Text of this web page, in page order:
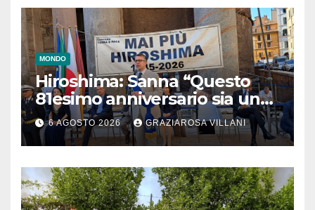
MONDO
Hiroshima: Sanna “Questo
81esimo anniversario sia un
monito per tutti”
6 AGOSTO 2026 GRAZIAROSA VILLANI